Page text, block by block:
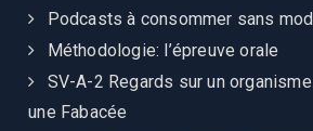
Podcasts à consommer sans
Méthodologie: l’épreuve orale
SV-A-2 Regards sur un
une Fabacée